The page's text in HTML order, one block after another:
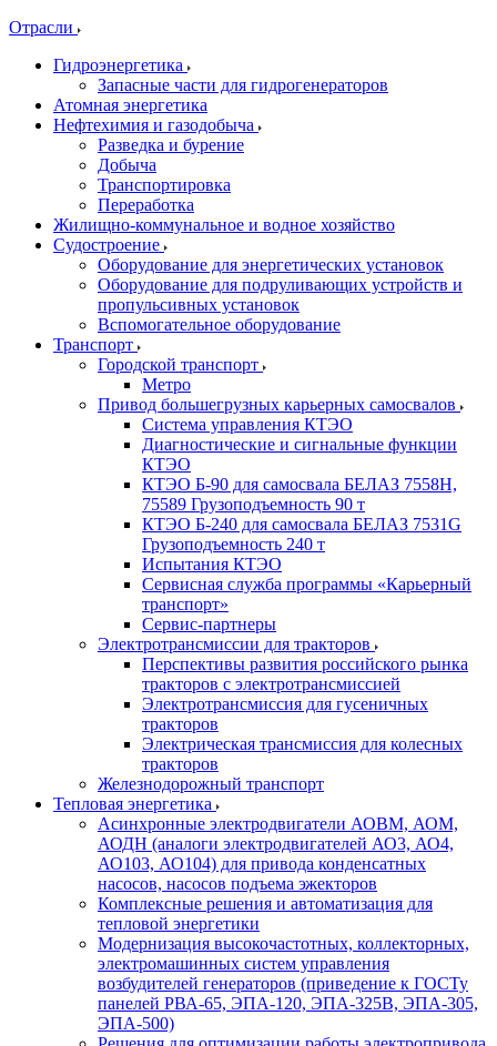
Отрасли
Гидроэнергетика
Запасные части для гидрогенераторов
Атомная энергетика
Нефтехимия и газодобыча
Разведка и бурение
Добыча
Транспортировка
Переработка
Жилищно-коммунальное и водное хозяйство
Судостроение
Оборудование для энергетических установок
Оборудование для подруливающих устройств и
пропульсивных установок
Вспомогательное оборудование
Транспорт
Городской транспорт
Метро
Привод большегрузных карьерных самосвалов
Система управления КТЭО
Диагностические и сигнальные функции
КТЭО
КТЭО Б-90 для самосвала БЕЛАЗ 7558H,
75589 Грузоподъемность 90 т
КТЭО Б-240 для самосвала БЕЛАЗ 7531G
Грузоподъемность 240 т
Испытания КТЭО
Сервисная служба программы «Карьерный
транспорт»
Сервис-партнеры
Электротрансмиссии для тракторов
Перспективы развития российского рынка
тракторов с электротрансмиссией
Электротрансмиссия для гусеничных
тракторов
Электрическая трансмиссия для колесных
тракторов
Железнодорожный транспорт
Тепловая энергетика
Асинхронные электродвигатели АОВМ, АОМ,
АОДН (аналоги электродвигателей АО3, АО4,
АО103, АО104) для привода конденсатных
насосов, насосов подъема эжекторов
Комплексные решения и автоматизация для
тепловой энергетики
Модернизация высокочастотных, коллекторных,
электромашинных систем управления
возбудителей генераторов (приведение к ГОСТу
панелей РВА-65, ЭПА-120, ЭПА-325В, ЭПА-305,
ЭПА-500)